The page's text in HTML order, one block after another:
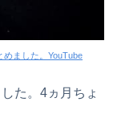
ました。YouTube
た。4ヵ月ちょ